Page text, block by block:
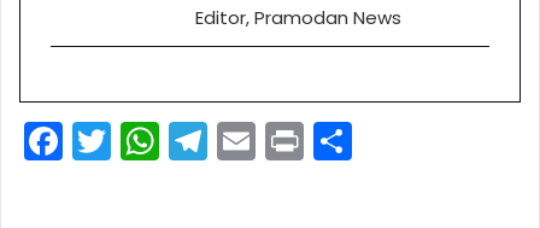
Editor, Pramodan News
F
a
T
w
W
h
T
el
E
m
Pr
in